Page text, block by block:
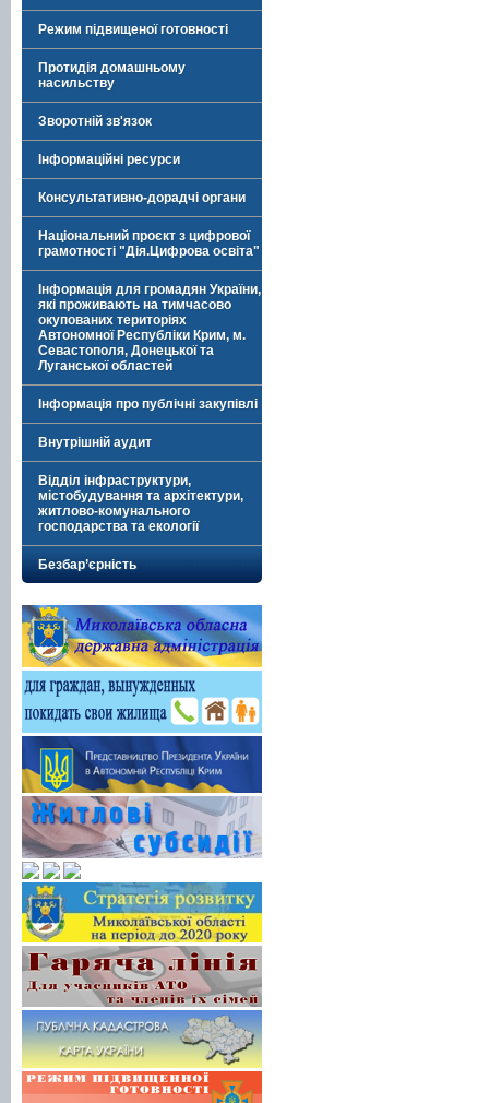
Режим підвищеної готовності
Протидія домашньому
насильству
Зворотній зв'язок
Інформаційні ресурси
Консультативно-дорадчі органи
Національний проєкт з цифрової
грамотності "Дія.Цифрова освіта"
Інформація для громадян України,
які проживають на тимчасово
окупованих територіях
Автономної Республіки Крим, м.
Севастополя, Донецької та
Луганської областей
Інформація про публічні закупівлі
Внутрішній аудит
Відділ інфраструктури,
містобудування та архітектури,
житлово-комунального
господарства та екології
Безбар’єрність